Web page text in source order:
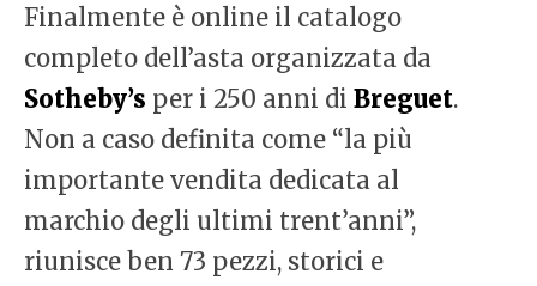
Finalmente è online il catalogo
completo dell’asta organizzata da
Sotheby’s per i 250 anni di Breguet.
Non a caso definita come “la più
importante vendita dedicata al
marchio degli ultimi trent’anni”,
riunisce ben 73 pezzi, storici e